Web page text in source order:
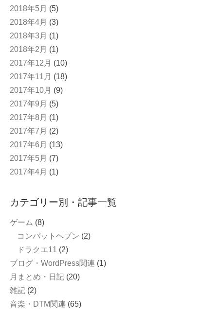
2018年5月 (5)
2018年4月 (3)
2018年3月 (1)
2018年2月 (1)
2017年12月 (10)
2017年11月 (18)
2017年10月 (9)
2017年9月 (5)
2017年8月 (1)
2017年7月 (2)
2017年6月 (13)
2017年5月 (7)
2017年4月 (1)
カテゴリー別・記事一覧
ゲーム (8)
コンバットヘブン (2)
ドラクエ11 (2)
ブログ・WordPress関連 (1)
月まとめ・日記 (20)
雑記 (2)
音楽・DTM関連 (65)